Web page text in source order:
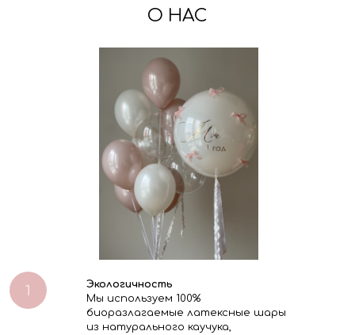
О НАС
Экологичность
Мы используем 100%
биоразлагаемые латексные шары
из натурального каучука,